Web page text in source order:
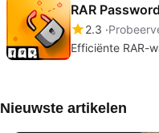
RAR
2.3
Efficiënte RAR-
Nieuwste artikelen